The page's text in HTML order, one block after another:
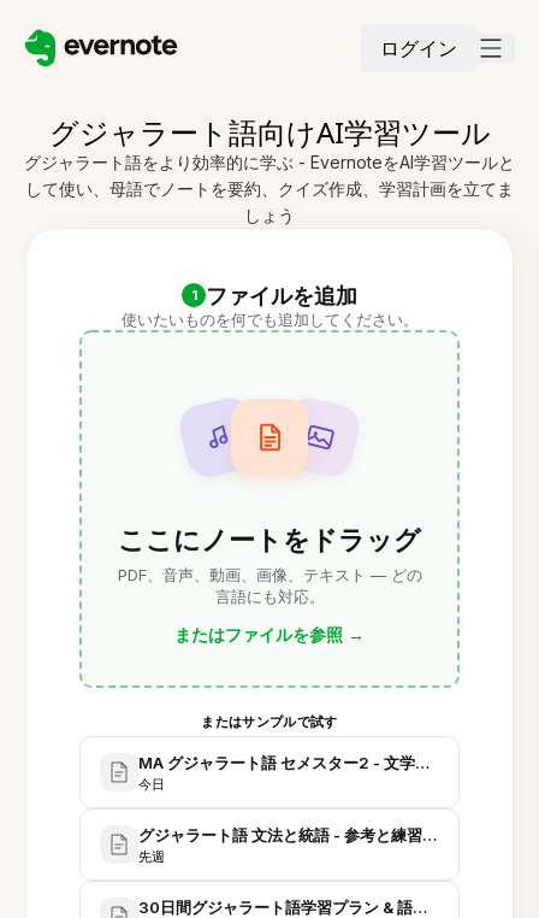
ログイン
グジャラート語向けAI学習ツール
グジャラート語をより効率的に学ぶ - EvernoteをAI学習ツールと
して使い、母語でノートを要約、クイズ作成、学習計画を立てま
しょう
1 ファイルを追加
使いたいものを何でも追加してください。
ここにノートをドラッグ
PDF、音声、動画、画像、テキスト — どの
言語にも対応。
またはファイルを参照 →
またはサンプルで試す
MA グジャラート語 セメスター2 - 文学と批評ノート
今日
グジャラート語 文法と統語 - 参考と練習問題
先週
30日間グジャラート語学習プラン & 語彙デッキ